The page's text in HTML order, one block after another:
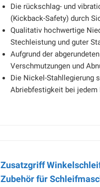
Die rückschlag- und
(Kickback-Safety) durch
Qualitativ hochwertige
Stechleistung und guter
Aufgrund der
Verschmutzungen und
Die Nickel-Stahllegierung
Abriebfestigkeit bei jedem
Zusatzgriff
Zubehör für